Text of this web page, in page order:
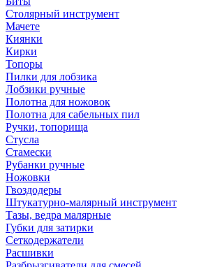
Столярный инструмент
Мачете
Киянки
Кирки
Топоры
Пилки для лобзика
Лобзики ручные
Полотна для ножовок
Полотна для сабельных пил
Ручки, топорища
Стусла
Стамески
Рубанки ручные
Ножовки
Гвоздодеры
Штукатурно-малярный инструмент
Тазы, ведра малярные
Губки для затирки
Сеткодержатели
Расшивки